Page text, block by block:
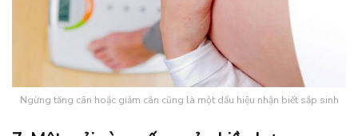
Ngừng tăng cân hoặc giảm cân cũng là một dấu hiệu nhận biết sắp sinh